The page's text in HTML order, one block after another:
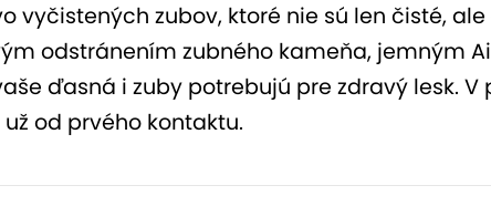
vyčistených zubov, ktoré nie sú len čisté,
odstránením zubného kameňa, jemným
ďasná i zuby potrebujú pre zdravý lesk.
od prvého kontaktu.